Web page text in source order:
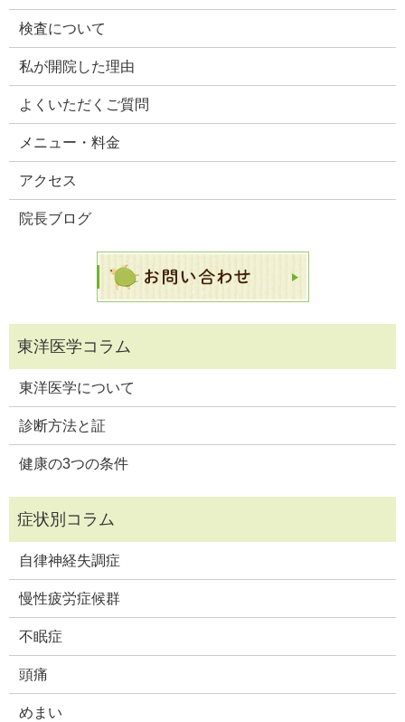
検査について
私が開院した理由
よくいただくご質問
メニュー・料金
アクセス
院長ブログ
東洋医学について
診断方法と証
健康の3つの条件
自律神経失調症
慢性疲労症候群
不眠症
頭痛
めまい